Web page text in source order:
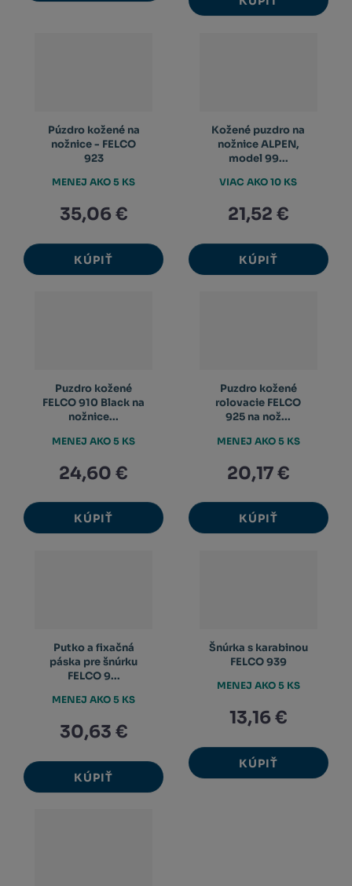
Púzdro kožené na
nožnice - FELCO
923
35,06 €
KÚPIŤ
MENEJ AKO 5 KS
Kožené puzdro na
nožnice ALPEN,
model 99...
21,52 €
KÚPIŤ
VIAC AKO 10 KS
Puzdro kožené
FELCO 910 Black na
nožnice...
24,60 €
KÚPIŤ
MENEJ AKO 5 KS
Puzdro kožené
rolovacie FELCO
925 na nož...
20,17 €
KÚPIŤ
MENEJ AKO 5 KS
Putko a fixačná
páska pre šnúrku
FELCO 9...
30,63 €
KÚPIŤ
MENEJ AKO 5 KS
Šnúrka s karabinou
FELCO 939
13,16 €
KÚPIŤ
MENEJ AKO 5 KS